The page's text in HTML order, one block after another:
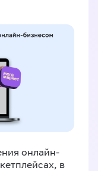
онлайн-
в